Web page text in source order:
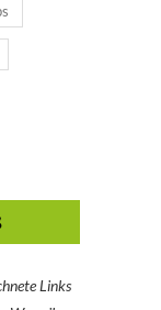
Links